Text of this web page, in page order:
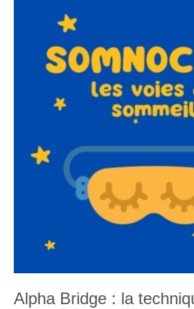
Maurice
Alpha Bridge : la